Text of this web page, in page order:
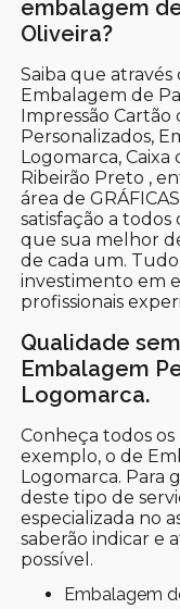
embalagem
Oliveira?
Saiba que
Embalagem de
Impressão Cartão
Personalizados,
Logomarca,
Ribeirão Preto ,
área de
satisfação a
que sua melhor
de cada um. Tudo
investimento em
profissionais
Qualidade
Embalagem
Logomarca.
Conheça todos os
exemplo, o de
Logomarca. Para
deste tipo de
especializada no
saberão indicar e
possível.
Embalagem